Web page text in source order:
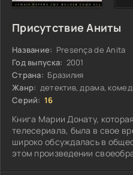
Присутствие Аниты
Название: Presença de Anita
Год выпуска: 2001
Страна: Бразилия
Жанр: детектив, драма,
Серий: 16
Книга Марии Донату,
телесериала, была в свое
широко обсуждалась в
этом произведении